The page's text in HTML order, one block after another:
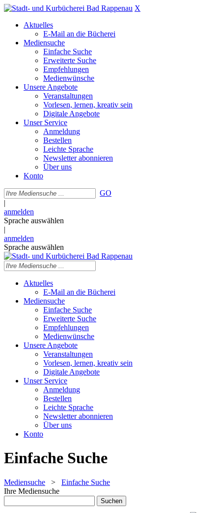
X
Aktuelles
E-Mail an die Bücherei
Mediensuche
Einfache Suche
Erweiterte Suche
Empfehlungen
Medienwünsche
Unsere Angebote
Veranstaltungen
Vorlesen, lernen, kreativ sein
Digitale Angebote
Unser Service
Anmeldung
Bestellen
Leichte Sprache
Newsletter abonnieren
Über uns
Konto
GO
|
anmelden
Sprache auswählen
|
anmelden
Sprache auswählen
Aktuelles
E-Mail an die Bücherei
Mediensuche
Einfache Suche
Erweiterte Suche
Empfehlungen
Medienwünsche
Unsere Angebote
Veranstaltungen
Vorlesen, lernen, kreativ sein
Digitale Angebote
Unser Service
Anmeldung
Bestellen
Leichte Sprache
Newsletter abonnieren
Über uns
Konto
Einfache Suche
Mediensuche > Einfache Suche
Ihre Mediensuche